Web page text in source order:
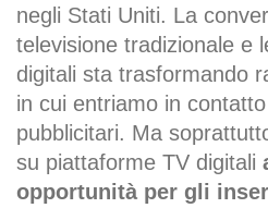
negli Stati Uniti. La
televisione tradizionale e
digitali sta trasformando
in cui entriamo in
pubblicitari. Ma
su piattaforme TV digitali
opportunità per gli